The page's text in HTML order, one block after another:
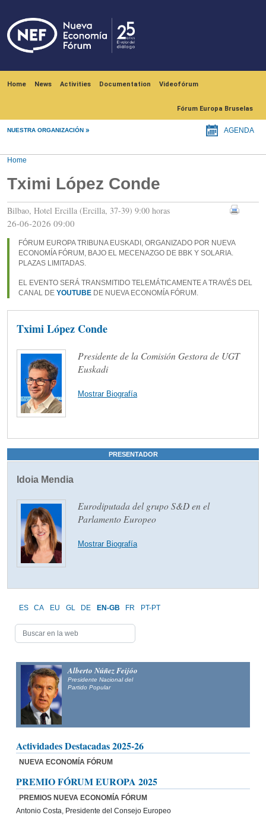
Home News Activities Documentation Videofórum
Fórum Europa Bruselas
NUESTRA ORGANIZACIÓN AGENDA
Home
Tximi López Conde
Bilbao, Hotel Ercilla (Ercilla, 37-39) 9:00 horas
26-06-2026 09:00
FÓRUM EUROPA TRIBUNA EUSKADI, ORGANIZADO POR NUEVA
ECONOMÍA FÓRUM, BAJO EL MECENAZGO DE BBK Y SOLARIA.
PLAZAS LIMITADAS.
EL EVENTO SERÁ TRANSMITIDO TELEMÁTICAMENTE A TRAVÉS DEL
CANAL DE YOUTUBE DE NUEVA ECONOMÍA FÓRUM.
Tximi López Conde
Presidente de la Comisión Gestora de UGT
Euskadi
Mostrar Biografía
PRESENTADOR
Idoia Mendia
Eurodiputada del grupo S&D en el
Parlamento Europeo
Mostrar Biografía
ES CA EU GL DE EN-GB FR PT-PT
Alberto Núñez Feijóo
Presidente Nacional del
Partido Popular
Actividades Destacadas 2025-26
NUEVA ECONOMÍA FÓRUM
PREMIO FÓRUM EUROPA 2025
PREMIOS NUEVA ECONOMÍA FÓRUM
Antonio Costa, Presidente del Consejo Europeo